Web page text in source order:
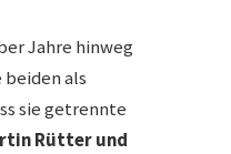
Jahre hinweg
beiden als
sie getrennte
Rütter und